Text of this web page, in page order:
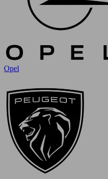
Opel